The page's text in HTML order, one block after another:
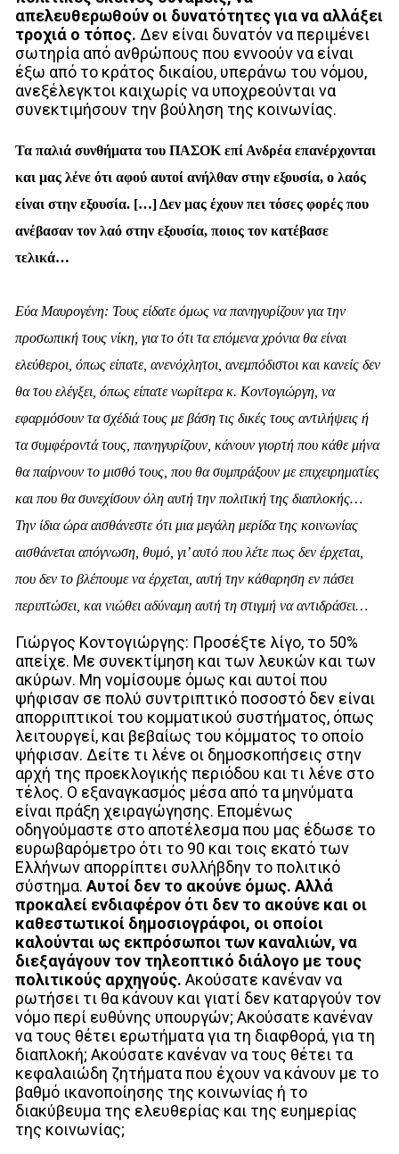
απελευθερωθούν οι δυνατότητες για να αλλάξει
τροχιά ο τόπος. Δεν είναι δυνατόν να περιμένει
σωτηρία από ανθρώπους που εννοούν να είναι
έξω από το κράτος δικαίου, υπεράνω του νόμου,
ανεξέλεγκτοι καιχωρίς να υποχρεούνται να
συνεκτιμήσουν την βούληση της κοινωνίας.
Τα παλιά συνθήματα του ΠΑΣΟΚ επί Ανδρέα επανέρχονται
και μας λένε ότι αφού αυτοί ανήλθαν στην εξουσία, ο λαός
είναι στην εξουσία. […] Δεν μας έχουν πει τόσες φορές που
ανέβασαν τον λαό στην εξουσία, ποιος τον κατέβασε
τελικά…
Εύα Μαυρογένη: Τους είδατε όμως να πανηγυρίζουν για την
προσωπική τους νίκη, για το ότι τα επόμενα χρόνια θα είναι
ελεύθεροι, όπως είπατε, ανενόχλητοι, ανεμπόδιστοι και κανείς δεν
θα του ελέγξει, όπως είπατε νωρίτερα κ. Κοντογιώργη, να
εφαρμόσουν τα σχέδιά τους με βάση τις δικές τους αντιλήψεις ή
τα συμφέροντά τους, πανηγυρίζουν, κάνουν γιορτή που κάθε μήνα
θα παίρνουν το μισθό τους, που θα συμπράξουν με επιχειρηματίες
και που θα συνεχίσουν όλη αυτή την πολιτική της διαπλοκής…
Την ίδια ώρα αισθάνεστε ότι μια μεγάλη μερίδα της κοινωνίας
αισθάνεται απόγνωση, θυμό, γι’ αυτό που λέτε πως δεν έρχεται,
που δεν το βλέπουμε να έρχεται, αυτή την κάθαρηση εν πάσει
περιπτώσει, και νιώθει αδύναμη αυτή τη στιγμή να αντιδράσει…
Γιώργος Κοντογιώργης: Προσέξτε λίγο, το 50%
απείχε. Με συνεκτίμηση και των λευκών και των
ακύρων. Μη νομίσουμε όμως και αυτοί που
ψήφισαν σε πολύ συντριπτικό ποσοστό δεν είναι
απορριπτικοί του κομματικού συστήματος, όπως
λειτουργεί, και βεβαίως του κόμματος το οποίο
ψήφισαν. Δείτε τι λένε οι δημοσκοπήσεις στην
αρχή της προεκλογικής περιόδου και τι λένε στο
τέλος. Ο εξαναγκασμός μέσα από τα μηνύματα
είναι πράξη χειραγώγησης. Επομένως
οδηγούμαστε στο αποτέλεσμα που μας έδωσε το
ευρωβαρόμετρο ότι το 90 και τοις εκατό των
Ελλήνων απορρίπτει συλλήβδην το πολιτικό
σύστημα.Αυτοί δεν το ακούνε όμως. Αλλά
προκαλεί ενδιαφέρον ότι δεν το ακούνε και οι
καθεστωτικοί δημοσιογράφοι, οι οποίοι
καλούνται ως εκπρόσωποι των καναλιών, να
διεξαγάγουν τον τηλεοπτικό διάλογο με τους
πολιτικούς αρχηγούς. Ακούσατε κανέναν να
ρωτήσει τι θα κάνουν και γιατί δεν καταργούν τον
νόμο περί ευθύνης υπουργών; Ακούσατε κανέναν
να τους θέτει ερωτήματα για τη διαφθορά, για τη
διαπλοκή; Ακούσατε κανέναν να τους θέτει τα
κεφαλαιώδη ζητήματα που έχουν να κάνουν με το
βαθμό ικανοποίησης της κοινωνίας ή το
διακύβευμα της ελευθερίας και της ευημερίας
της κοινωνίας;